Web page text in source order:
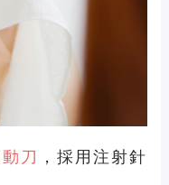
刀 ，採用注射針